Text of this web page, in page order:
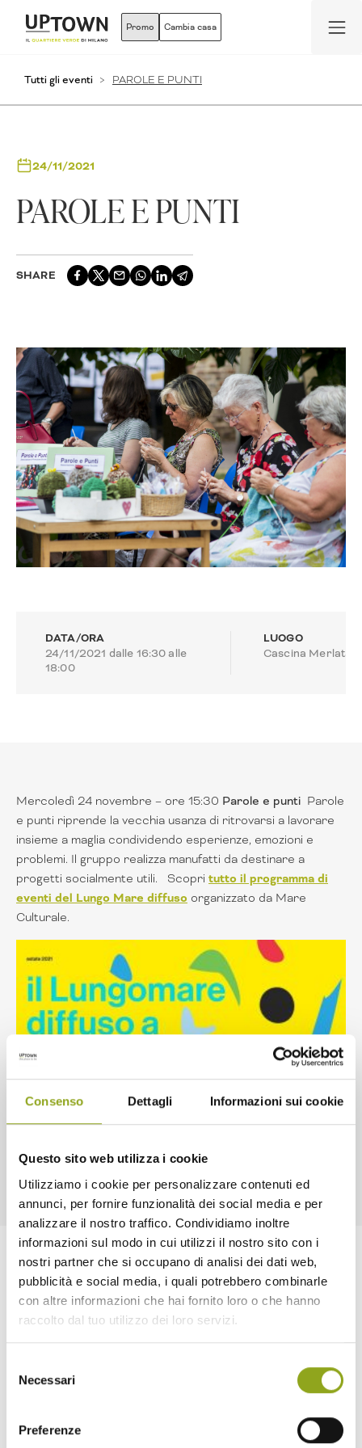
Consenso Dettagli Informazioni sui cookie
Questo sito web utilizza i cookie
Utilizziamo i cookie per personalizzare contenuti ed
annunci, per fornire funzionalità dei social media e per
analizzare il nostro traffico. Condividiamo inoltre
informazioni sul modo in cui utilizzi il nostro sito con i
nostri partner che si occupano di analisi dei dati web,
pubblicità e social media, i quali potrebbero combinarle
con altre informazioni che hai fornito loro o che hanno
raccolto dal tuo utilizzo dei loro servizi.
delNecessari
Preferenze
Promo Cambia casa
Tutti gli eventi PAROLE E PUNTI
24/11/2021
PAROLE E PUNTI
SHARE
DATA/ORA
24/11/2021 dalle 16:30 alle
18:00
LUOGO
Cascina Merlata
Mercoledì 24 novembre – ore 15:30 Parole e punti Parole
e punti riprende la vecchia usanza di ritrovarsi a lavorare
insieme a maglia condividendo esperienze, emozioni e
problemi. Il gruppo realizza manufatti da destinare a
progetti socialmente utili. Scopri tutto il programma di
eventi del Lungo Mare diffuso organizzato da Mare
Culturale.